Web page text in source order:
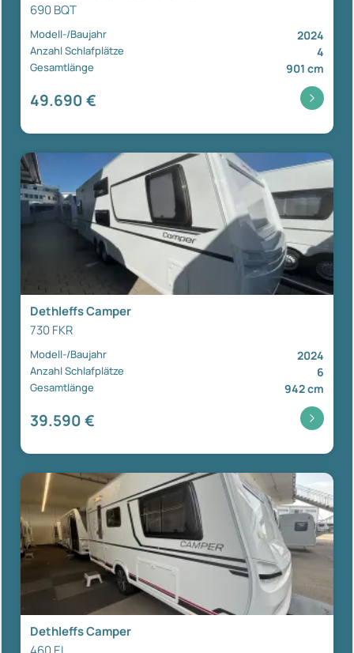
690 BQT
Modell-/Baujahr 2024
Anzahl Schlafplätze 4
Gesamtlänge 901 cm
49.690 €
Dethleffs Camper
730 FKR
Modell-/Baujahr 2024
Anzahl Schlafplätze 6
Gesamtlänge 942 cm
39.590 €
Dethleffs Camper